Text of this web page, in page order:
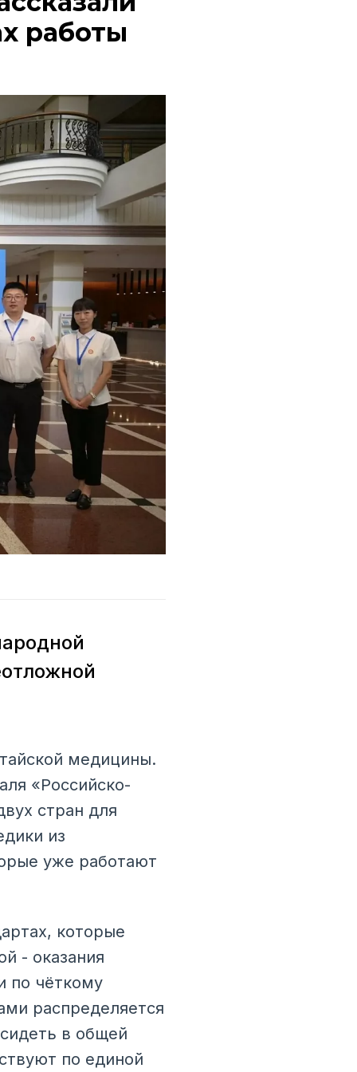
работы
медицины.
«Российско-
стран для
из
уже работают
которые
- оказания
по чёткому
распределяется
в общей
по единой